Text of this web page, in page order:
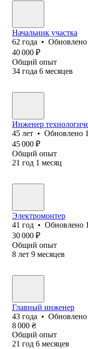
Начальник участка
62 года • Обновлено
40 000 ₽
Общий опыт
34 года 6 месяцев
Инженер
45 лет • Обновлено
45 000 ₽
Общий опыт
21 год 1 месяц
Электромонтер
41 год • Обновлено
30 000 ₽
Общий опыт
8 лет 9 месяцев
Главный инженер
43 года • Обновлено
8 000 ₴
Общий опыт
21 год 6 месяцев